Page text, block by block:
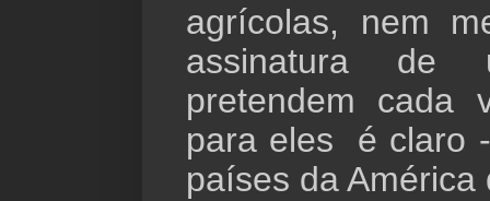
agrícolas, nem
assinatura de
pretendem cada
para eles é claro
países da